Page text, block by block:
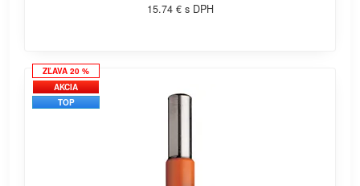
15.74 € s DPH
ZĽAVA 20 %
AKCIA
TOP